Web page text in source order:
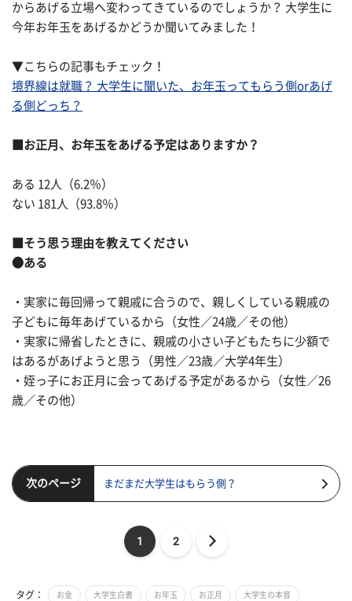
からあげる立場へ変わってきているのでしょうか？ 大学生に
今年お年玉をあげるかどうか聞いてみました！
▼こちらの記事もチェック！
境界線は就職？ 大学生に聞いた、お年玉ってもらう側orあげ
る側どっち？
■お正月、お年玉をあげる予定はありますか？
ある 12人（6.2％）
ない 181人（93.8％）
■そう思う理由を教えてください
●ある
・実家に毎回帰って親戚に合うので、親しくしている親戚の
子どもに毎年あげているから（女性／24歳／その他）
・実家に帰省したときに、親戚の小さい子どもたちに少額で
はあるがあげようと思う（男性／23歳／大学4年生）
・姪っ子にお正月に会ってあげる予定があるから（女性／26
歳／その他）
次のページ まだまだ大学生はもらう側？
1 2
タグ： お金 大学生白書 お年玉 お正月 大学生の本音